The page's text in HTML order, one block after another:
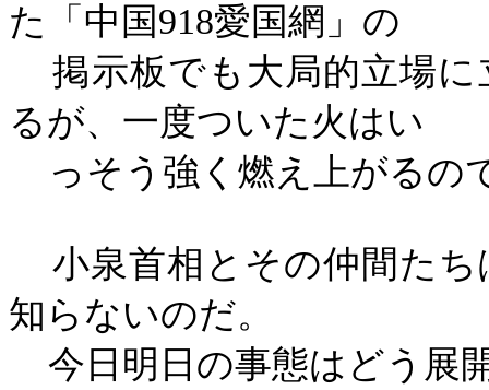
た「中国918愛国網」の
掲示板でも大局的立場
るが、一度ついた火はい
っそう強く燃え上がるの
小泉首相とその仲間た
知らないのだ。
今日明日の事態はどう展